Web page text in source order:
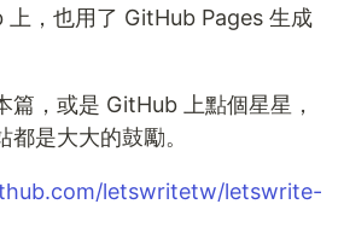
上，也用了 GitHub Pages 生成
篇，或是 GitHub 上點個星星，
是大大的鼓勵。
letswritetw/letswrite-